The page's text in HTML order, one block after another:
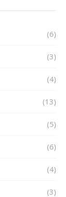
(6)
(3)
(4)
(13)
(5)
(6)
(4)
(3)